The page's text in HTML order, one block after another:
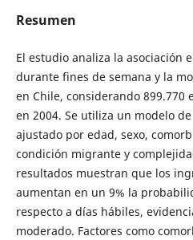
Resumen
El estudio analiza la asociación
durante fines de semana y la
en Chile, considerando 899.770
en 2004. Se utiliza un modelo
ajustado por edad, sexo,
condición migrante y
resultados muestran que los
aumentan en un 9% la
respecto a días hábiles,
moderado. Factores como